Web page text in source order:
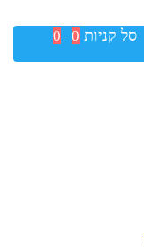
סל קניות 0
0